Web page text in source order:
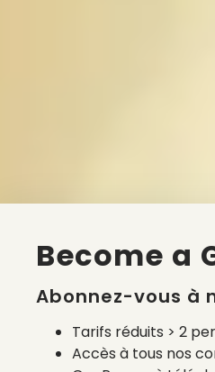
Become a
Abonnez-vous à
Tarifs réduits > 2
Accès à tous nos